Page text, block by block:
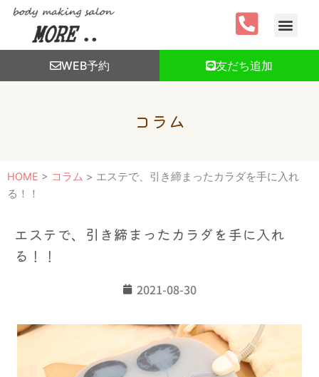
WEB予約 友だち追加
コラム
HOME > コラム > エステで、引き締まったカラダを手に入れ
る！！
エステで、引き締まったカラダを手に入れ
る！！
2021-08-30